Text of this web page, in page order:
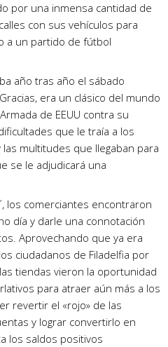
por una inmensa cantidad de
con sus vehículos para
a un partido de fútbol
año tras año el sábado
era un clásico del mundo
de EEUU contra su
que le traía a los
multitudes que llegaban para
se le adjudicará una
los comerciantes encontraron
día y darle una connotación
Aprovechando que ya era
ciudadanos de Filadelfia por
tiendas vieron la oportunidad
para atraer aún más a los
revertir el «rojo» de las
y lograr convertirlo en
los saldos positivos